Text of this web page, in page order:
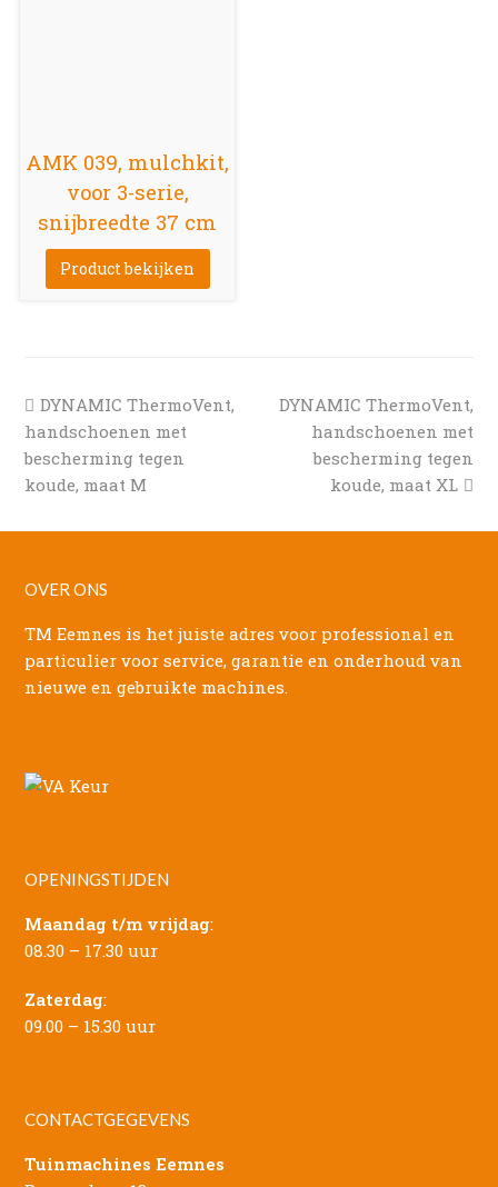
AMK 039, mulchkit,
voor 3-serie,
snijbreedte 37 cm
Product bekijken
previous
post:
DYNAMIC ThermoVent,
handschoenen met
bescherming tegen
koude, maat M
next
post:
DYNAMIC ThermoVent,
handschoenen met
bescherming tegen
koude, maat XL
OVER ONS
TM Eemnes is het juiste adres voor professional en
particulier voor service, garantie en onderhoud van
nieuwe en gebruikte machines.
OPENINGSTIJDEN
Maandag t/m vrijdag:
08.30 – 17.30 uur
Zaterdag:
09.00 – 15.30 uur
CONTACTGEGEVENS
Tuinmachines Eemnes